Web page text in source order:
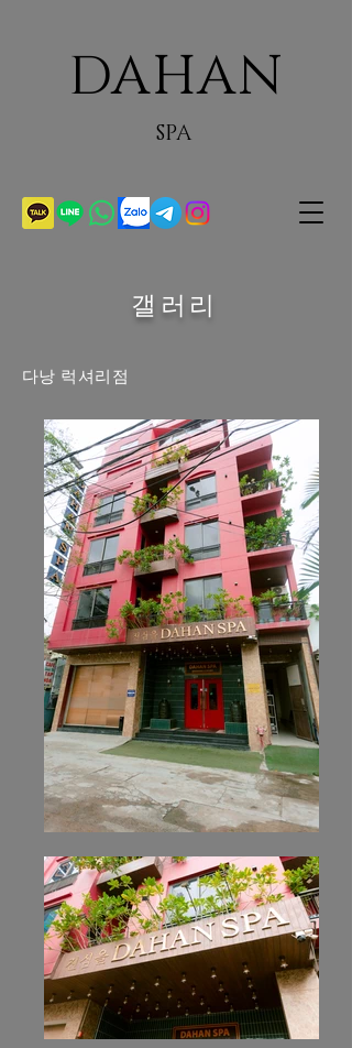
SPA
DAHAN
갤러리
다낭 럭셔리점